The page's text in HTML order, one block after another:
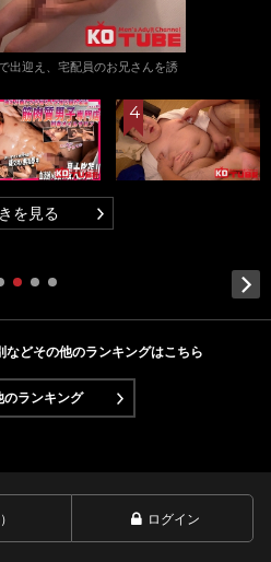
出迎え、宅配員のお兄さんを誘
を見る
などその他のランキングはこちら
のランキング
ログイン